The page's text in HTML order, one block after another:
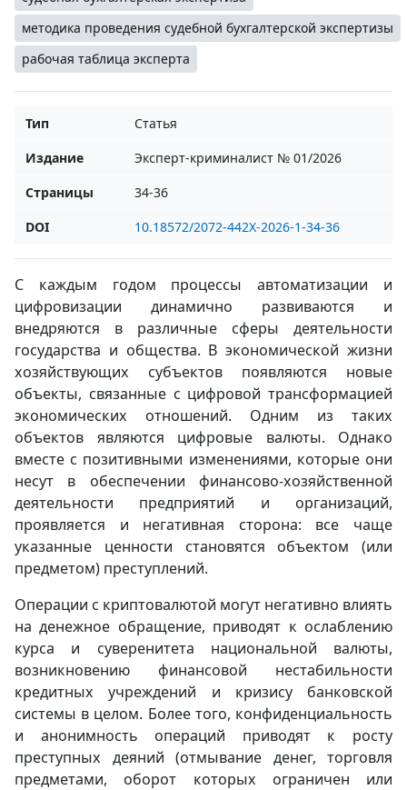
методика проведения судебной бухгалтерской экспертизы
рабочая таблица эксперта
Тип
Статья
Издание
Эксперт-криминалист № 01/2026
Страницы
34-36
DOI
10.18572/2072-442X-2026-1-34-36
С каждым годом процессы автоматизации и
цифровизации динамично развиваются и
внедряются в различные сферы деятельности
государства и общества. В экономической жизни
хозяйствующих субъектов появляются новые
объекты, связанные с цифровой трансформацией
экономических отношений. Одним из таких
объектов являются цифровые валюты. Однако
вместе с позитивными изменениями, которые они
несут в обеспечении финансово-хозяйственной
деятельности предприятий и организаций,
проявляется и негативная сторона: все чаще
указанные ценности становятся объектом (или
предметом) преступлений.
Операции с криптовалютой могут негативно влиять
на денежное обращение, приводят к ослаблению
курса и суверенитета национальной валюты,
возникновению финансовой нестабильности
кредитных учреждений и кризису банковской
системы в целом. Более того, конфиденциальность
и анонимность операций приводят к росту
преступных деяний (отмывание денег, торговля
предметами, оборот которых ограничен или